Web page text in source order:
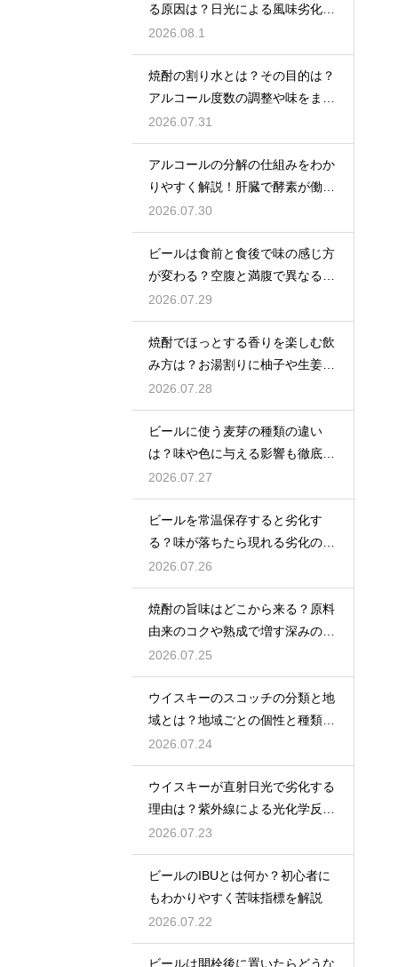
る原因は？日光による風味劣化を
解説
2026.08.1
焼酎の割り水とは？その目的は？
アルコール度数の調整や味をまろ
やかにする効果を解説
2026.07.31
アルコールの分解の仕組みをわか
りやすく解説！肝臓で酵素が働き
アセトアルデヒドに変化して無害
化
2026.07.30
ビールは食前と食後で味の感じ方
が変わる？空腹と満腹で異なる味
覚の感じ方を解説
2026.07.29
焼酎でほっとする香りを楽しむ飲
み方は？お湯割りに柚子や生姜を
加えてリラックス効果を実感
2026.07.28
ビールに使う麦芽の種類の違い
は？味や色に与える影響も徹底解
説
2026.07.27
ビールを常温保存すると劣化す
る？味が落ちたら現れる劣化のサ
インを解説
2026.07.26
焼酎の旨味はどこから来る？原料
由来のコクや熟成で増す深みの秘
密を解説
2026.07.25
ウイスキーのスコッチの分類と地
域とは？地域ごとの個性と種類を
解説
2026.07.24
ウイスキーが直射日光で劣化する
理由は？紫外線による光化学反応
で風味が損なわれるため
2026.07.23
ビールのIBUとは何か？初心者に
もわかりやすく苦味指標を解説
2026.07.22
ビールは開栓後に置いたらどうな